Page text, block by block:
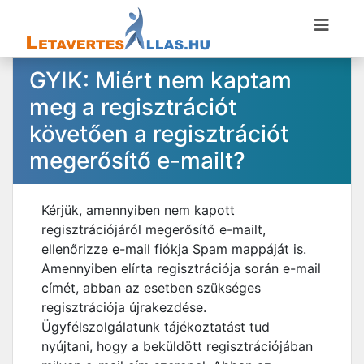
GYIK: Miért nem kaptam
meg a regisztrációt
követően a regisztrációt
megerősítő e-mailt?
Kérjük, amennyiben nem kapott
regisztrációjáról megerősítő e-mailt,
ellenőrizze e-mail fiókja Spam mappáját is.
Amennyiben elírta regisztrációja során e-mail
címét, abban az esetben szükséges
regisztrációja újrakezdése.
Ügyfélszolgálatunk tájékoztatást tud
nyújtani, hogy a beküldött regisztrációjában